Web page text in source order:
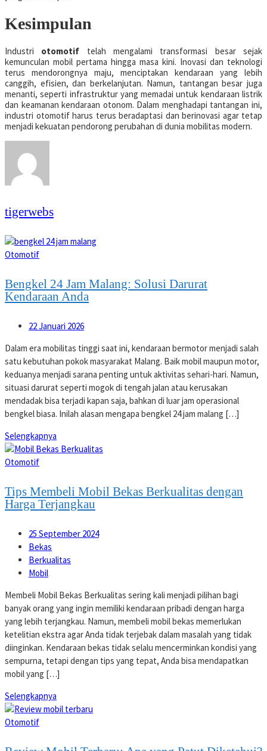
Kesimpulan
Industri otomotif telah mengalami transformasi besar sejak
kemunculan mobil pertama hingga masa kini. Inovasi dan teknologi
terus mendorongnya maju, menciptakan kendaraan yang lebih
canggih, efisien, dan berkelanjutan. Namun, tantangan besar juga
menanti, seperti infrastruktur yang memadai untuk kendaraan listrik
dan keamanan kendaraan otonom. Dalam menghadapi tantangan ini,
industri otomotif harus terus beradaptasi dan berinovasi agar tetap
menjadi kekuatan pendorong perubahan di dunia mobilitas modern.
tigerwebs
Otomotif
Bengkel 24 Jam Malang: Solusi Darurat
Kendaraan Anda
22 Januari 2026
Dalam era mobilitas tinggi saat ini, kendaraan bermotor menjadi salah
satu kebutuhan pokok masyarakat Malang. Baik mobil maupun motor,
keduanya menjadi sarana penting untuk aktivitas sehari-hari. Namun,
situasi darurat seperti mogok di tengah jalan atau kerusakan
mendadak bisa terjadi kapan saja, bahkan di luar jam operasional
bengkel biasa. Inilah alasan mengapa bengkel 24 jam malang […]
Selengkapnya
Otomotif
Tips Membeli Mobil Bekas Berkualitas dengan
Harga Terjangkau
25 September 2024
Bekas
Berkualitas
Mobil
Membeli Mobil Bekas Berkualitas sering kali menjadi pilihan bagi
banyak orang yang ingin memiliki kendaraan pribadi dengan harga
yang lebih terjangkau. Namun, membeli mobil bekas memerlukan
ketelitian ekstra agar Anda tidak terjebak dalam masalah yang tidak
diinginkan. Kendaraan bekas tidak selalu mencerminkan kondisi yang
sempurna, tetapi dengan tips yang tepat, Anda bisa mendapatkan
mobil yang […]
Selengkapnya
Otomotif